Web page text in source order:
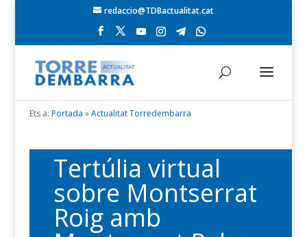
redaccio@TDBactualitat.cat
Ets a: Portada »Actualitat Torredembarra
Tertúlia virtual
sobre Montserrat
Roig amb